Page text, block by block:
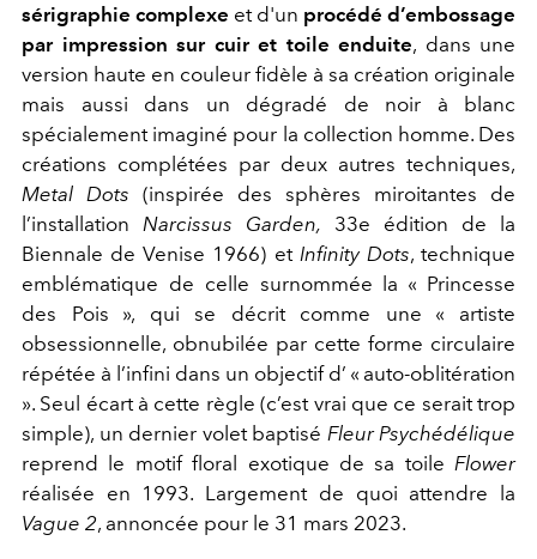
sérigraphie complexe et d'un procédé d’embossage
par impression sur cuir et toile enduite, dans une
version haute en couleur fidèle à sa création originale
mais aussi dans un dégradé de noir à blanc
spécialement imaginé pour la collection homme. Des
créations complétées par deux autres techniques,
Metal Dots (inspirée des sphères miroitantes de
l’installation Narcissus Garden, 33e édition de la
Biennale de Venise 1966) et Infinity Dots, technique
emblématique de celle surnommée la « Princesse
des Pois », qui se décrit comme une « artiste
obsessionnelle, obnubilée par cette forme circulaire
répétée à l’infini dans un objectif d’ « auto-oblitération
». Seul écart à cette règle (c’est vrai que ce serait trop
simple), un dernier volet baptisé Fleur Psychédélique
reprend le motif floral exotique de sa toile Flower
réalisée en 1993. Largement de quoi attendre la
Vague 2, annoncée pour le 31 mars 2023.